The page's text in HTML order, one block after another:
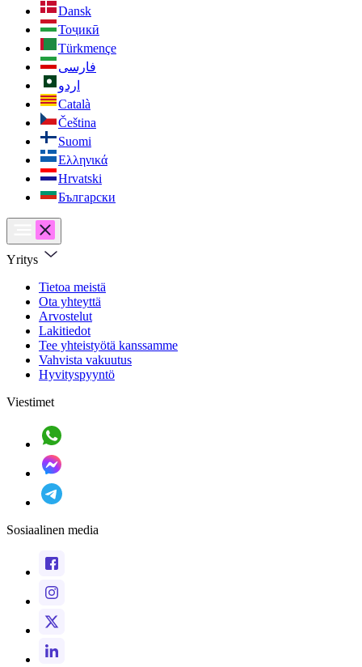
Dansk
Тоҷикӣ
Türkmençe
فارسی
اردو
Català
Čeština
Suomi
Ελληνικά
Hrvatski
Български
Yritys
Tietoa meistä
Ota yhteyttä
Arvostelut
Lakitiedot
Tee yhteistyötä kanssamme
Vahvista vakuutus
Hyvityspyyntö
Viestimet
Sosiaalinen media